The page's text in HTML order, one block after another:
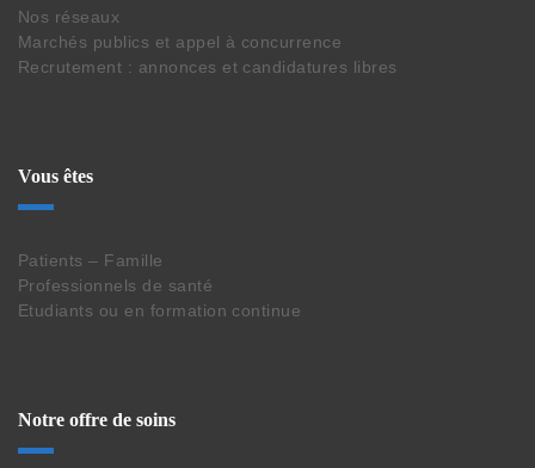
Nos réseaux
Marchés publics et appel à concurrence
Recrutement : annonces et candidatures libres
Vous êtes
Patients – Famille
Professionnels de santé
Etudiants ou en formation continue
Notre offre de soins